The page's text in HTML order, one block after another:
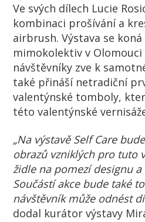
Ve svých dílech Lucie
kombinaci prošívání a
airbrush. Výstava se
mimokolektiv v Olomouci
návštěvníky zve k
také přináší netradiční
valentýnské tomboly,
této valentýnské
„Na výstavě Self Care
obrazů vzniklých pro tuto
židle na pomezí designu
Součástí akce bude také
návštěvník může odnést
dodal kurátor výstavy